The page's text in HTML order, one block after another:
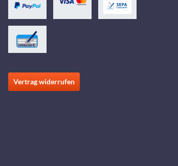
Vertrag widerrufen